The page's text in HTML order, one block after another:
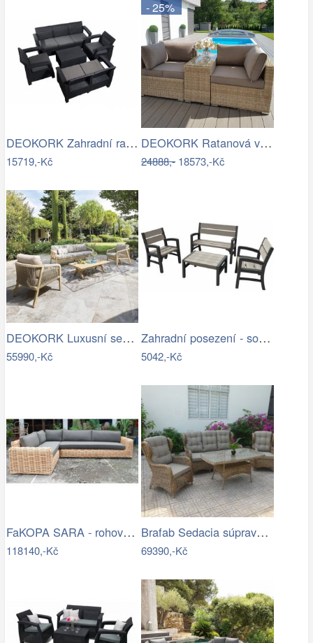
DEOKORK Zahradní ratanová sestava …
15719,-Kč
- 25%
DEOKORK Ratanová variabilní sestava…
24888,-18573,-Kč
DEOKORK Luxusní sestava z akácie…
55990,-Kč
Zahradní posezení - souprava - UZN
5042,-Kč
FaKOPA SARA - rohová sedačka ze…
118140,-Kč
Brafab Sedacia súprava béžová ROSITA -…
69390,-Kč